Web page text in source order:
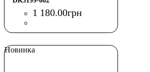
1 180.00грн
Новинка